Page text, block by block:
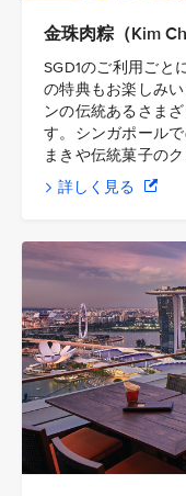
金珠肉粽（Kim
SGD1のご利用ごと
の特典もお楽しみ
ンの伝統あるさま
す。シンガポール
まきや伝統菓子の
詳しく見る